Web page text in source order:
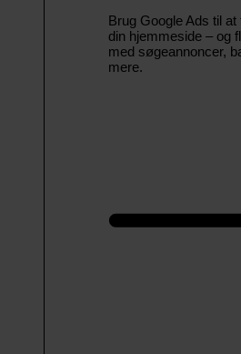
Brug Google Ads til
din hjemmeside – og
med søgeannoncer,
mere.